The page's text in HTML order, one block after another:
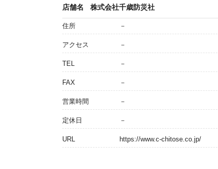
店舗名 株式会社千歳防災社
住所 －
アクセス －
TEL －
FAX －
営業時間 －
定休日 －
URL https://www.c-chitose.co.jp/